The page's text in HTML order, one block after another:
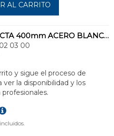
AL CARRITO
BARRA RECTA 400mm ACERO BLANCO
03 00
y sigue el proceso de
ver la disponibilidad y los
profesionales.